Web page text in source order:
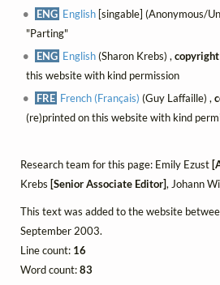
ENG English [singable] (Anonymous/
"Parting"
ENG English(Sharon Krebs) ,
this website with kind permission
FRE French (Français) (Guy Laffaille) ,
(re)printed on this website with kind
Research team for this page: Emily Ezust
Krebs [Senior Associate Editor], Johann
This text was added to the website
September 2003.
Line count: 16
Word count:83